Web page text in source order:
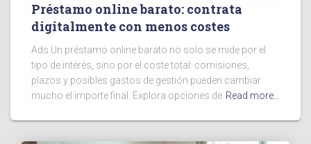
Préstamo online barato: contrata
digitalmente con menos costes
Ads Un préstamo online barato no solo se mide por el
tipo de interés, sino por el coste total: comisiones,
plazos y posibles gastos de gestión pueden cambiar
mucho el importe final. Explora opciones de Read more…